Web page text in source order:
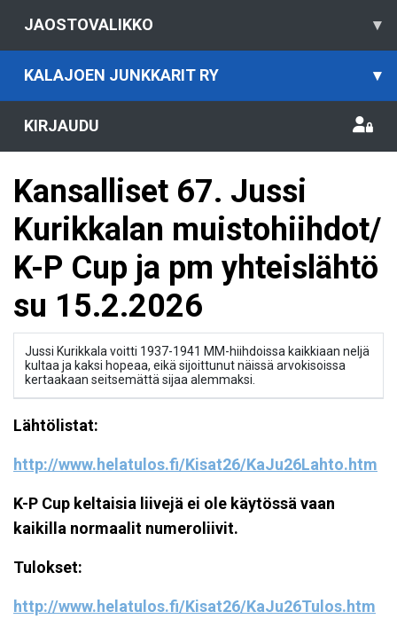
JAOSTOVALIKKO ▾
KALAJOEN JUNKKARIT RY ▾
KIRJAUDU
Kansalliset 67. Jussi
Kurikkalan muistohiihdot/
K-P Cup ja pm yhteislähtö
su 15.2.2026
Jussi Kurikkala voitti 1937-1941 MM-hiihdoissa kaikkiaan neljä
kultaa ja kaksi hopeaa, eikä sijoittunut näissä arvokisoissa
kertaakaan seitsemättä sijaa alemmaksi.
Lähtölistat:
http://www.helatulos.fi/Kisat26/KaJu26Lahto.htm
K-P Cup keltaisia liivejä ei ole käytössä vaan
kaikilla normaalit numeroliivit.
Tulokset:
http://www.helatulos.fi/Kisat26/KaJu26Tulos.htm